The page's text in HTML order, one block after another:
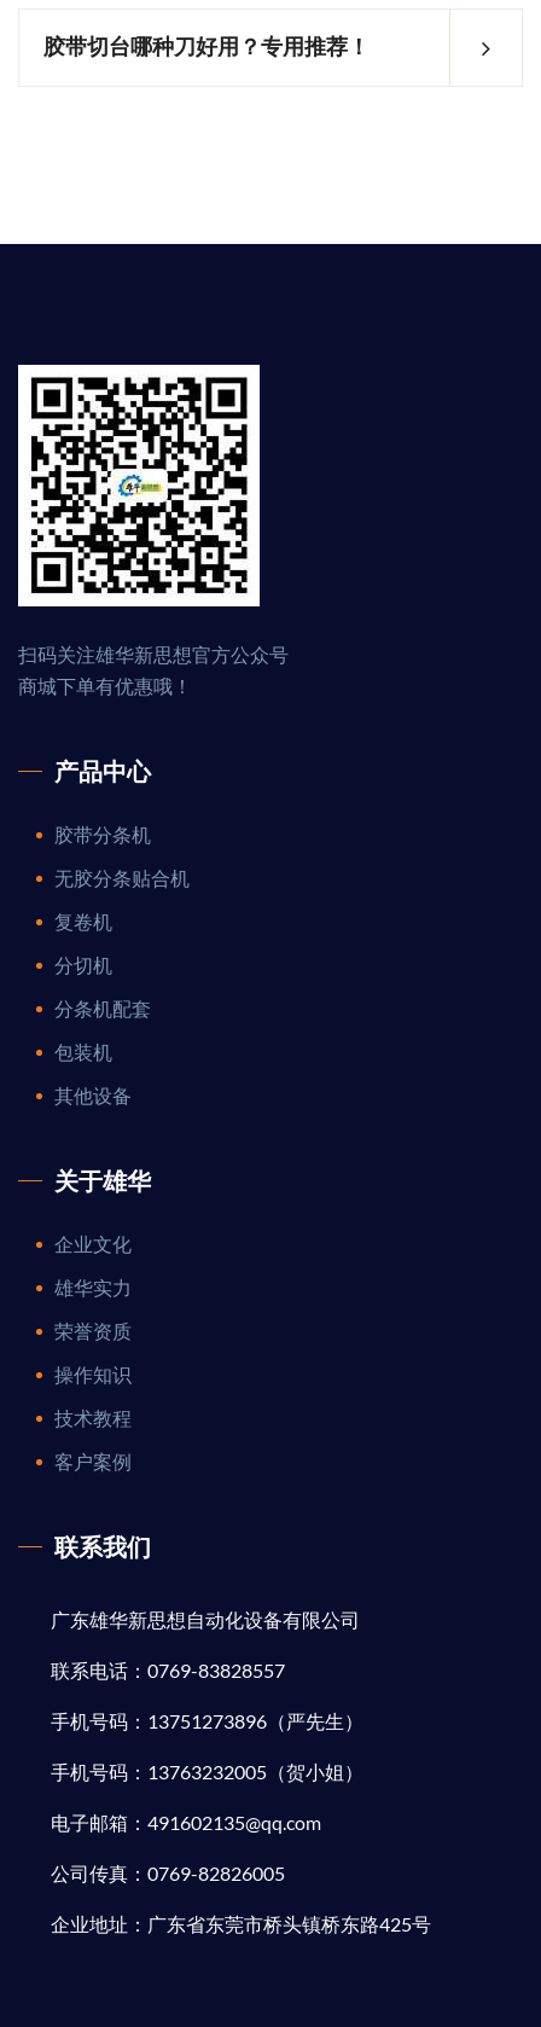
胶带切台哪种刀好用？专用推荐！
扫码关注雄华新思想官方公众号
商城下单有优惠哦！
产品中心
胶带分条机
无胶分条贴合机
复卷机
分切机
分条机配套
包装机
其他设备
关于雄华
企业文化
雄华实力
荣誉资质
操作知识
技术教程
客户案例
联系我们
广东雄华新思想自动化设备有限公司
联系电话：0769-83828557
手机号码：13751273896（严先生）
手机号码：13763232005（贺小姐）
电子邮箱：491602135@qq.com
公司传真：0769-82826005
企业地址：广东省东莞市桥头镇桥东路425号